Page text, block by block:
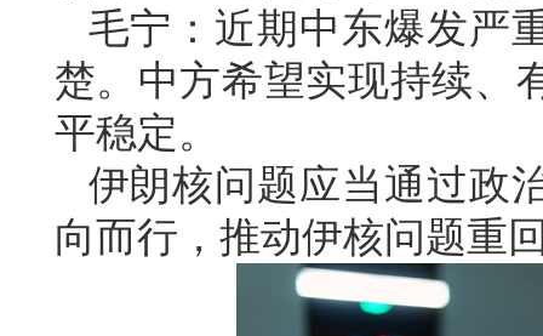
毛宁：近期中东爆发严
楚。中方希望实现持续、
平稳定。
伊朗核问题应当通过政
向而行，推动伊核问题重